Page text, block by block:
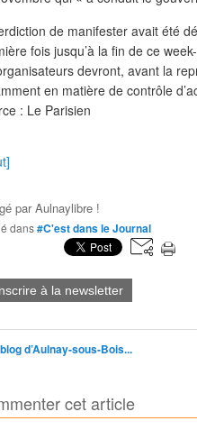
de manifester avait été
fois jusqu’à la fin de ce
devront, avant la
en matière de contrôle
: Le Parisien
parAulnaylibre !
dans#C'est dans le Journal
à la newsletter
d’Aulnay-sous-Bois...
cet article